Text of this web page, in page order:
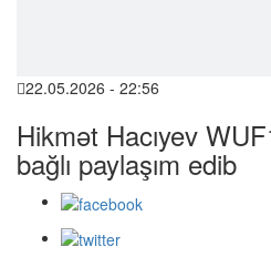
22.05.2026 - 22:56
Hikmət Hacıyev
bağlı paylaşım edib